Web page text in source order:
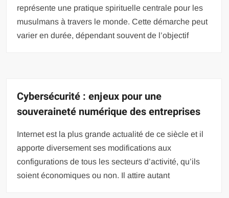
représente une pratique spirituelle centrale pour les
musulmans à travers le monde. Cette démarche peut
varier en durée, dépendant souvent de l’objectif
Cybersécurité : enjeux pour une
souveraineté numérique des entreprises
Internet est la plus grande actualité de ce siècle et il
apporte diversement ses modifications aux
configurations de tous les secteurs d’activité, qu’ils
soient économiques ou non. Il attire autant